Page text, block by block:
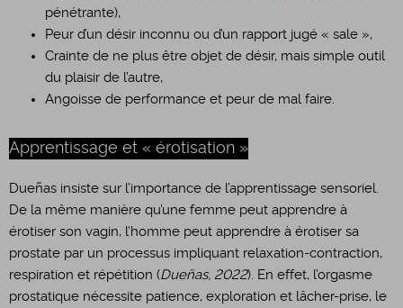
pénétrante),
Peur d’un désir inconnu ou d’un rapport jugé « sale »,
Crainte de ne plus être objet de désir, mais simple outil
du plaisir de l’autre,
Angoisse de performance et peur de mal faire.
Apprentissage et « érotisation »
Dueñas insiste sur l’importance de l’apprentissage sensoriel.
De la même manière qu’une femme peut apprendre à
érotiser son vagin, l’homme peut apprendre à érotiser sa
prostate par un processus impliquant relaxation-contraction,
respiration et répétition (Dueñas, 2022). En effet, l’orgasme
prostatique nécessite patience, exploration et lâcher-prise, le